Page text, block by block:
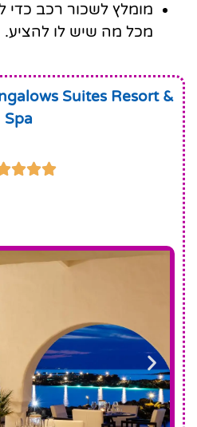
מומלץ לשכור רכב כדי
מכל מה שיש לו להציע.
Suites Resort &
Spa


